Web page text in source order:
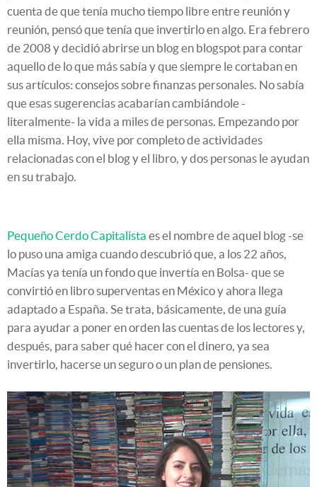
cuenta de que tenía mucho tiempo libre entre reunión y
reunión, pensó que tenía que invertirlo en algo. Era febrero
de 2008 y decidió abrirse un blog en blogspot para contar
aquello de lo que más sabía y que siempre le cortaban en
sus artículos: consejos sobre finanzas personales. No sabía
que esas sugerencias acabarían cambiándole -
literalmente- la vida a miles de personas. Empezando por
ella misma. Hoy, vive por completo de actividades
relacionadas con el blog y el libro, y dos personas le ayudan
en su trabajo.
Pequeño Cerdo Capitalista es el nombre de aquel blog -se
lo puso una amiga cuando descubrió que, a los 22 años,
Macías ya tenía un fondo que invertía en Bolsa- que se
convirtió en libro superventas en México y ahora llega
adaptado a España. Se trata, básicamente, de una guía
para ayudar a poner en orden las cuentas de los lectores y,
después, para saber qué hacer con el dinero, ya sea
invertirlo, hacerse un seguro o un plan de pensiones.